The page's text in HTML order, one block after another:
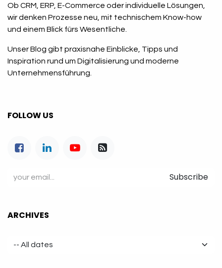
Ob CRM, ERP, E-Commerce oder individuelle Lösungen,
wir denken Prozesse neu, mit technischem Know-how
und einem Blick fürs Wesentliche.
Unser Blog gibt praxisnahe Einblicke, Tipps und
Inspiration rund um Digitalisierung und moderne
Unternehmensführung.
FOLLOW US
Subscribe
ARCHIVES